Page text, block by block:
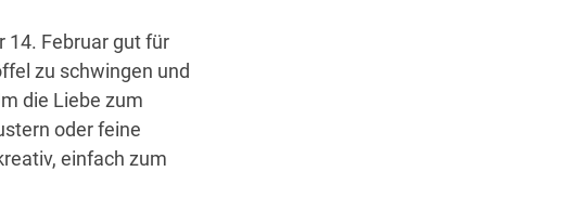
14. Februar gut für
zu schwingen und
die Liebe zum
oder feine
einfach zum